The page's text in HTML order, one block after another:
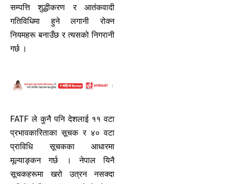
सम्पत्ति शुद्धीकरण र आतंकवादी
गतिविधिमा हुने लगानी रोक्न
नियमहरू बनाउँछ र त्यसको निगरानी
गर्छ ।
FATF ले कुनै पनि देशलाई ११ वटा
प्रभावकारिताका सूचक र ४० वटा
प्राविधि सूचकका आधारमा
मूल्याङ्कन गर्छ । नेपाल यिनै
सूचकहरूमा खरो उत्रन नसक्दा